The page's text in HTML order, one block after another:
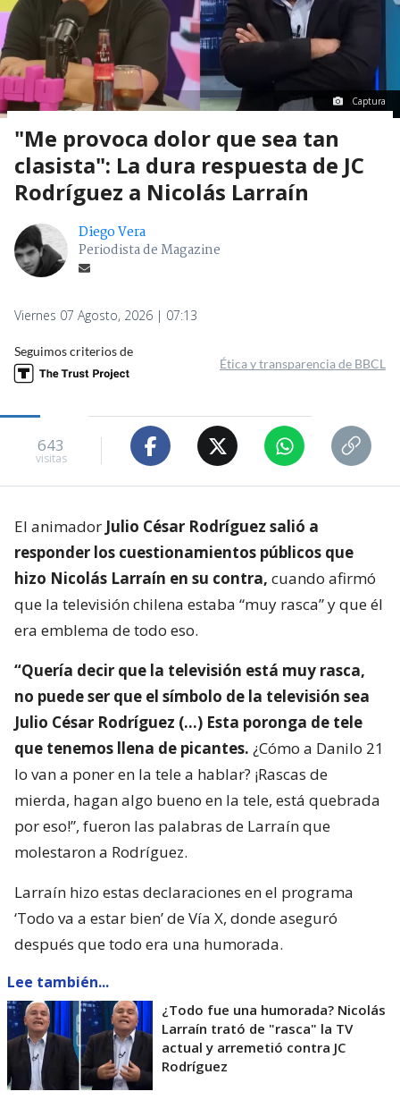
Captura
"Me provoca dolor que sea tan
clasista": La dura respuesta de JC
Rodríguez a Nicolás Larraín
Diego Vera
Periodista de Magazine
Viernes 07 Agosto, 2026 | 07:13
Seguimos criterios de
Ética y transparencia de BBCL
643
visitas
El animador Julio César Rodríguez salió a
responder los cuestionamientos públicos que
hizo Nicolás Larraín en su contra, cuando afirmó
que la televisión chilena estaba “muy rasca” y que él
era emblema de todo eso.
“Quería decir que la televisión está muy rasca,
no puede ser que el símbolo de la televisión sea
Julio César Rodríguez (…) Esta poronga de tele
que tenemos llena de picantes. ¿Cómo a Danilo 21
lo van a poner en la tele a hablar? ¡Rascas de
mierda, hagan algo bueno en la tele, está quebrada
por eso!”, fueron las palabras de Larraín que
molestaron a Rodríguez.
Larraín hizo estas declaraciones en el programa
‘Todo va a estar bien’ de Vía X, donde aseguró
después que todo era una humorada.
Lee también...
¿Todo fue una humorada? Nicolás
Larraín trató de "rasca" la TV
actual y arremetió contra JC
Rodríguez